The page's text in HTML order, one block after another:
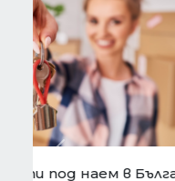
разстояние
Предишна